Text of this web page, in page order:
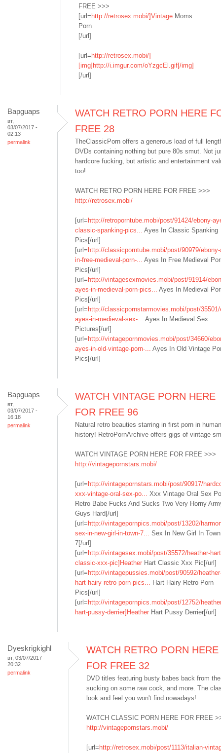
FREE >>>
[url= http://retrosex.mobi/]Vintage Moms
Porn
[/url]
[url= http://retrosex.mobi/]
[img]http://i.imgur.com/oYzgcEl.gif[/img]
[/url]
Bapguaps
вт,
03/07/2017 -
02:13
permalink
WATCH RETRO PORN HERE
FREE 28
TheClassicPorn offers a generous load of full
DVDs containing nothing but pure 80s smut. Not
hardcore fucking, but artistic and entertainment
too!
WATCH RETRO PORN HERE FOR FREE >>>
http://retrosex.mobi/
[url= http://retroporntube.mobi/post/91424/ebony-
classic-spanking-pics... Ayes In Classic Spanking
Pics[/url]
[url= http://classicporntube.mobi/post/90979/
in-free-medieval-porn-... Ayes In Free Medieval
Pics[/url]
[url= http://vintagesexmovies.mobi/post/91914/
ayes-in-medieval-porn-pics... Ayes In Medieval
Pics[/url]
[url= http://classicpornstarmovies.mobi/post/
ayes-in-medieval-sex-... Ayes In Medieval Sex
Pictures[/url]
[url= http://vintagepornmovies.mobi/post/34660/
ayes-in-old-vintage-porn-... Ayes In Old Vintage
Pics[/url]
Bapguaps
вт,
03/07/2017 -
16:18
permalink
WATCH VINTAGE PORN HERE
FOR FREE 96
Natural retro beauties starring in first porn in human
history! RetroPornArchive offers gigs of vintage
WATCH VINTAGE PORN HERE FOR FREE >>>
http://vintagepornstars.mobi/
[url= http://vintagepornstars.mobi/post/90917/
xxx-vintage-oral-sex-po... Xxx Vintage Oral Sex
Retro Babe Fucks And Sucks Two Very Horny
Guys Hard[/url]
[url= http://vintagepornpics.mobi/post/13202/
sex-in-new-girl-in-town-7... Sex In New Girl In Town
7[/url]
[url= http://vintagesex.mobi/post/35572/heather-
classic-xxx-pic]Heather Hart Classic Xxx Pic[/url]
[url= http://vintagepussies.mobi/post/90592/
hart-hairy-retro-porn-pics... Hart Hairy Retro Porn
Pics[/url]
[url= http://vintagepornpics.mobi/post/12752/
hart-pussy-derrier]Heather Hart Pussy Derrier[/url]
Dyeskrigkighl
вт, 03/07/2017 -
20:32
permalink
WATCH RETRO PORN HERE
FOR FREE 32
DVD titles featuring busty babes back from
sucking on some raw cock, and more. The
look and feel you won't find nowadays!
WATCH CLASSIC PORN HERE FOR FREE
http://vintagepornstars.mobi/
[url= http://retrosex.mobi/post/1113/italian-